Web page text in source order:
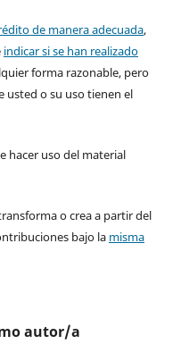
de manera adecuada,
indicar si se han realizado
forma razonable, pero
usted o su uso tienen el
hacer uso del material
o crea a partir del
bajo la misma
autor/a